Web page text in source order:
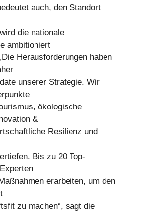
auch, den Standort
die nationale
ambitioniert
Herausforderungen haben
unserer Strategie. Wir
ökologische
&
Resilienz und
Bis zu 20 Top-
erarbeiten, um den
zu machen“, sagt die